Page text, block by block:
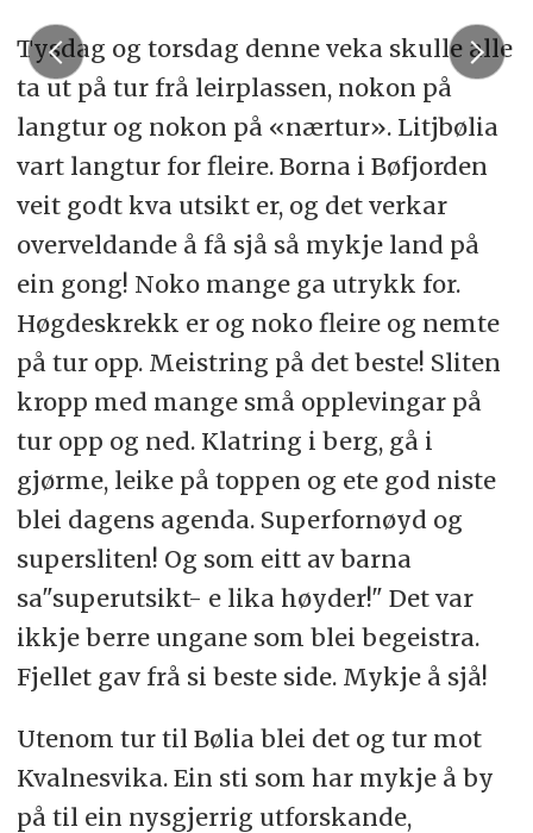
Tysdag og torsdag denne veka skulle alle
ta ut på tur frå leirplassen, nokon på
langtur og nokon på «nærtur». Litjbølia
vart langtur for fleire. Borna i Bøfjorden
veit godt kva utsikt er, og det verkar
overveldande å få sjå så mykje land på
ein gong! Noko mange ga utrykk for.
Høgdeskrekk er og noko fleire og nemte
på tur opp. Meistring på det beste! Sliten
kropp med mange små opplevingar på
tur opp og ned. Klatring i berg, gå i
gjørme, leike på toppen og ete god niste
blei dagens agenda. Superfornøyd og
supersliten! Og som eitt av barna
sa"superutsikt- e lika høyder!" Det var
ikkje berre ungane som blei begeistra.
Fjellet gav frå si beste side. Mykje å sjå!
Utenom tur til Bølia blei det og tur mot
Kvalnesvika. Ein sti som har mykje å by
på til ein nysgjerrig utforskande,